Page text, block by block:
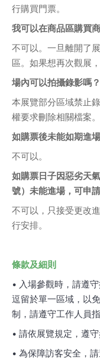
行購買門票。
我可以在商品區購買
不可以。一旦離開了
區。如果想再次觀展
場內可以拍攝錄影嗎？
本展覽部分區域禁止
權要求刪除相關檔案。
如購票後未能如期進
不可以。
如購票日子因惡劣天
號）未能進場，可申
不可以，只接受更改
行安排。
條款及細則
• 入場參觀時，請遵
逗留於單一區域，以
制，請遵守工作人員
• 請依展覽規定，遵
• 為保障訪客安全，